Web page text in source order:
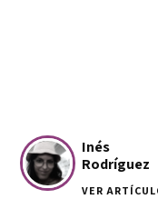
Inés
Rodríguez
VER